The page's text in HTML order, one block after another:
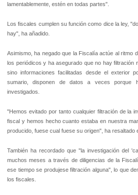
lamentablemente, estén en todas partes".
Los fiscales cumplen su función como dice la ley,
hay", ha añadido.
Asimismo, ha negado que la Fiscalía actúe al ritmo
los periódicos y ha asegurado que no hay filtración
sino informaciones facilitadas desde el exterior
sumario, disponen de datos a veces porque
investigados.
"Hemos evitado por tanto cualquier filtración de la
fiscal y hemos hecho cuanto estaba en nuestra
producido, fuese cual fuese su origen", ha resaltado
También ha recordado que "la investigación del
muchos meses a través de diligencias de la
ese tiempo se produjese filtración alguna", lo que
los fiscales.